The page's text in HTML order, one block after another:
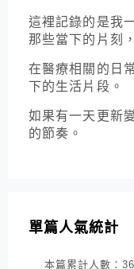
這裡記錄的是我
那些當下的片刻
在醫療相關的日
下的生活片段。
如果有一天更新
的節奏。
單篇人氣統計
本篇累計人數： 36